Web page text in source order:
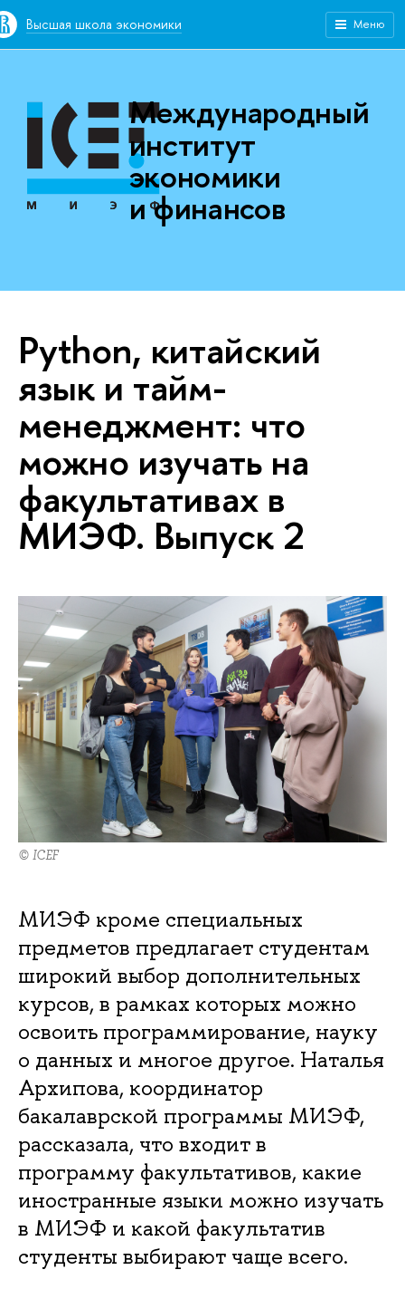
Высшая школа экономики Меню
Международный
институт
экономики
и финансов
Python, китайский
язык и тайм-
менеджмент: что
можно изучать на
факультативах в
МИЭФ. Выпуск 2
© ICEF
МИЭФ кроме специальных
предметов предлагает студентам
широкий выбор дополнительных
курсов, в рамках которых можно
освоить программирование, науку
о данных и многое другое. Наталья
Архипова, координатор
бакалаврской программы МИЭФ,
рассказала, что входит в
программу факультативов, какие
иностранные языки можно изучать
в МИЭФ и какой факультатив
студенты выбирают чаще всего.